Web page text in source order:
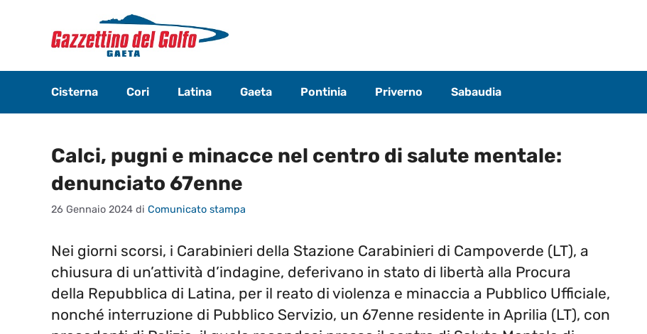
contenuto
Cisterna Cori Latina Gaeta Pontinia Priverno Sabaudia
Calci, pugni e minacce nel centro di salute mentale:
denunciato 67enne
26 Gennaio 2024 di Comunicato stampa
Nei giorni scorsi, i Carabinieri della Stazione Carabinieri di Campoverde (LT), a
chiusura di un’attività d’indagine, deferivano in stato di libertà alla Procura
della Repubblica di Latina, per il reato di violenza e minaccia a Pubblico Ufficiale,
nonché interruzione di Pubblico Servizio, un 67enne residente in Aprilia (LT), con